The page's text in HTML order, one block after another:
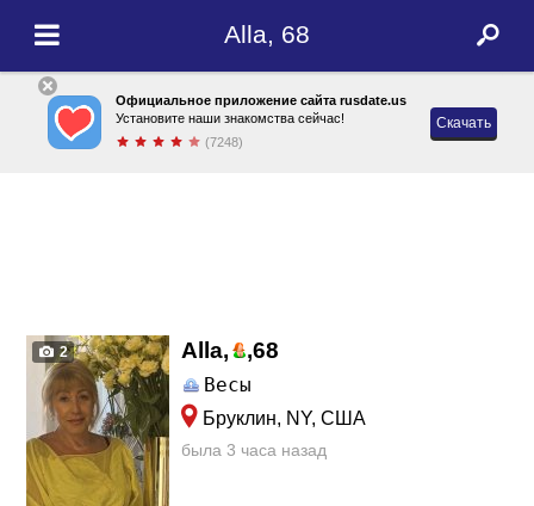
Alla, 68
Официальное приложение сайта rusdate.us
Установите наши знакомства сейчас!
(7248)
Скачать
2 Alla, ,68
Весы
Бруклин, NY, США
была 3 часа назад